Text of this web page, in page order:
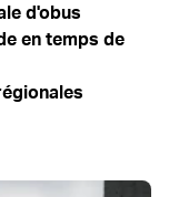
d'obus
en temps de